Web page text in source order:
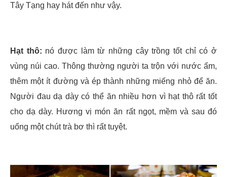
Tây Tạng hay hát đến như vậy.
Hạt thô: nó được làm từ những cây trồng tốt chỉ có ở
vùng núi cao. Thông thường người ta trộn với nước ấm,
thêm một ít đường và ép thành những miếng nhỏ để ăn.
Người đau dạ dày có thể ăn nhiều hơn vì hạt thô rất tốt
cho dạ dày. Hương vị món ăn rất ngọt, mềm và sau đó
uống một chút trà bơ thì rất tuyệt.